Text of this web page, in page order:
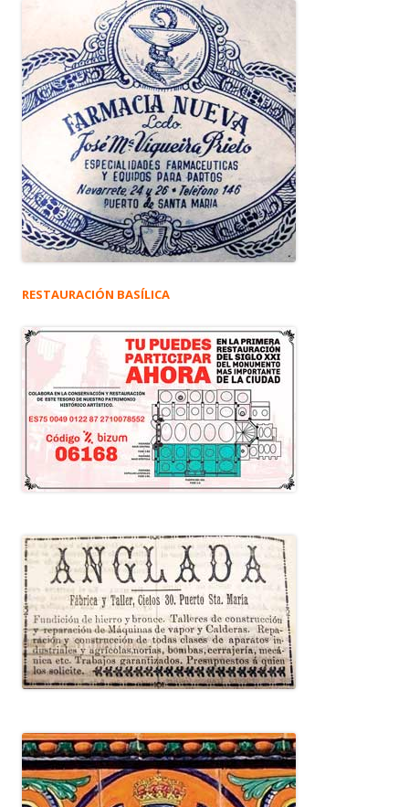
RESTAURACIÓN BASÍLICA